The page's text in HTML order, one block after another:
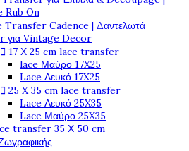
Rub On
Transfer Cadence | Δαντελωτά
για Vintage Decor
 17 Χ 25 cm lace transfer
lace Μαύρο 17X25
Lace Λευκό 17X25
 25 X 35 cm lace transfer
Lace Λευκό 25X35
Lace Μαύρο 25X35
transfer 35 Χ 50 cm